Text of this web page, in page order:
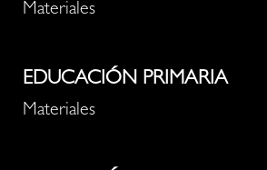
Materiales
EDUCACIÓN PRIMARIA
Materiales